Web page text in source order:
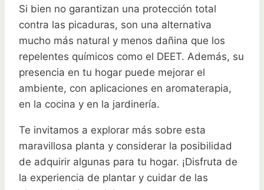
Si bien no garantizan una protección total
contra las picaduras, son una alternativa
mucho más natural y menos dañina que los
repelentes químicos como el DEET. Además, su
presencia en tu hogar puede mejorar el
ambiente, con aplicaciones en aromaterapia,
en la cocina y en la jardinería.
Te invitamos a explorar más sobre esta
maravillosa planta y considerar la posibilidad
de adquirir algunas para tu hogar. ¡Disfruta de
la experiencia de plantar y cuidar de las